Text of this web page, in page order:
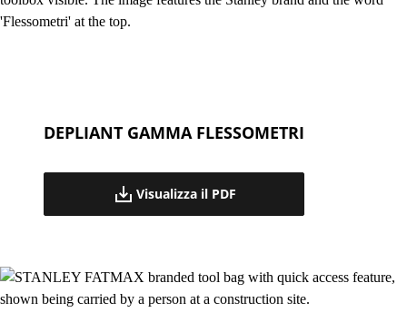
DEPLIANT GAMMA FLESSOMETRI
Visualizza il PDF